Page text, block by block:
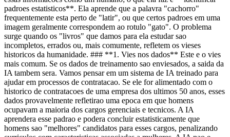
padroes estatisticos**. Ela aprende que a palavra "cachorro"
frequentemente esta perto de "latir", ou que certos padroes em uma
imagem geralmente correspondem ao rotulo "gato". O problema
surge quando os "livros" que damos para ela estudar sao
incompletos, errados ou, mais comumente, refletem os vieses
historicos da humanidade. ### **1. Vies nos dados** Este e o vies
mais comum. Se os dados de treinamento sao enviesados, a saida da
IA tambem sera. Vamos pensar em um sistema de IA treinado para
ajudar em processos de contratacao. Se ele for alimentado com o
historico de contratacoes de uma empresa dos ultimos 50 anos, esses
dados provavelmente refletirao uma epoca em que homens
ocupavam a maioria dos cargos gerenciais e tecnicos. A IA
aprendera esse padrao e podera concluir estatisticamente que
homens sao "melhores" candidatos para esses cargos, penalizando